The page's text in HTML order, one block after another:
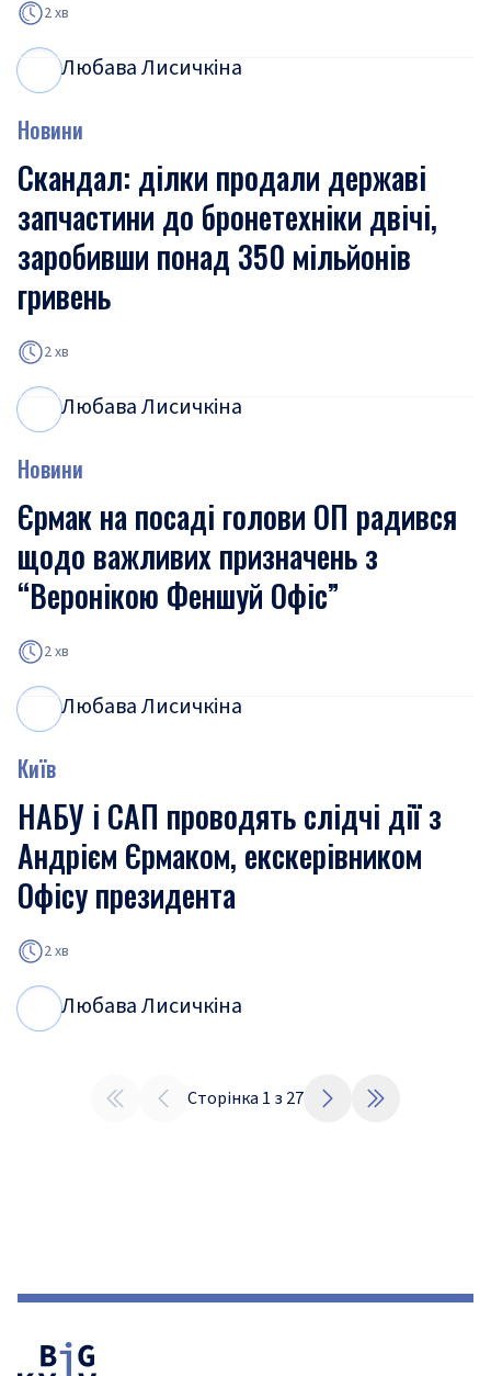
2 хв
Любава Лисичкіна
Новини
Скандал: ділки продали державі
запчастини до бронетехніки двічі,
заробивши понад 350 мільйонів
гривень
2 хв
Любава Лисичкіна
Новини
Єрмак на посаді голови ОП радився
щодо важливих призначень з
“Веронікою Феншуй Офіс”
2 хв
Любава Лисичкіна
Київ
НАБУ і САП проводять слідчі дії з
Андрієм Єрмаком, екскерівником
Офісу президента
2 хв
Любава Лисичкіна
Сторінка 1 з 27